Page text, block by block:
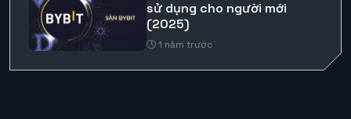
sử dụng cho người mới
(2025)
1 năm trước